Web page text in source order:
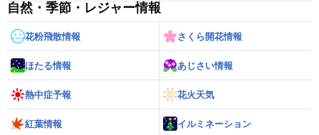
自然・季節・レジャー情報
花粉飛散情報 さくら開花情報
ほたる情報 あじさい情報
熱中症予報 花火天気
紅葉情報 イルミネーション